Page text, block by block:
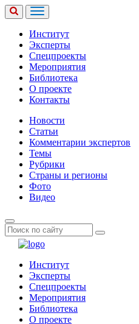
Институт
Эксперты
Спецпроекты
Мероприятия
Библиотека
О проекте
Контакты
Новости
Статьи
Комментарии экспертов
Темы
Рубрики
Страны и регионы
Фото
Видео
Институт
Эксперты
Спецпроекты
Мероприятия
Библиотека
О проекте